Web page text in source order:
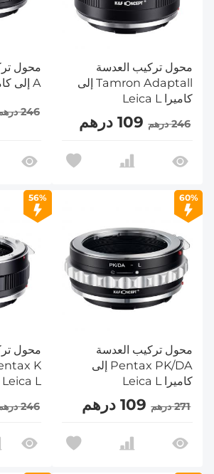
محول تركيب العدسة
Tamron Adaptall إلى
كاميرا Leica L
246 درهم 109 درهم
A إلى كاميرا Leica L
246 درهم
60%
محول تركيب العدسة
Pentax PK/DA إلى
كاميرا Leica L
271 درهم 109 درهم
56%
محول
Leica L
246 درهم